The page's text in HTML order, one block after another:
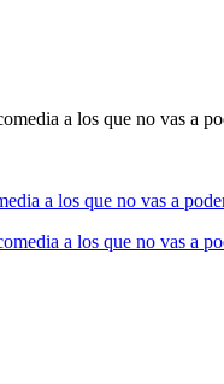
a los que no vas a